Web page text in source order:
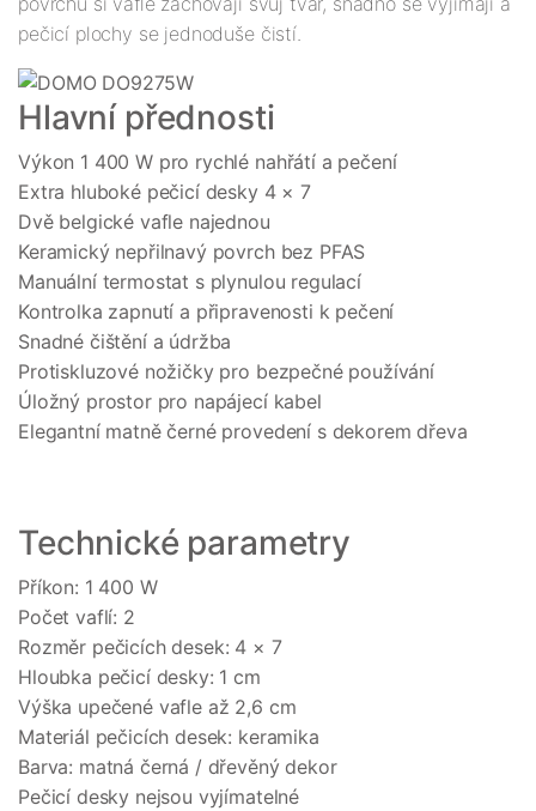
pečicí plochy se jednoduše čistí.
Hlavní přednosti
Výkon 1 400 W pro rychlé nahřátí a pečení
Extra hluboké pečicí desky 4 × 7
Dvě belgické vafle najednou
Keramický nepřilnavý povrch bez PFAS
Manuální termostat s plynulou regulací
Kontrolka zapnutí a připravenosti k pečení
Snadné čištění a údržba
Protiskluzové nožičky pro bezpečné používání
Úložný prostor pro napájecí kabel
Elegantní matně černé provedení s dekorem dřeva
Technické parametry
Příkon: 1 400 W
Počet vaflí: 2
Rozměr pečicích desek: 4 × 7
Hloubka pečicí desky: 1 cm
Výška upečené vafle až 2,6 cm
Materiál pečicích desek: keramika
Barva: matná černá / dřevěný dekor
Pečicí desky nejsou vyjímatelné